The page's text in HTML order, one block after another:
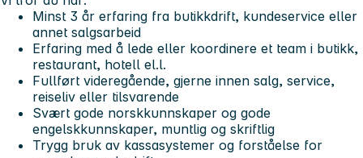
Minst 3 år erfaring fra butikkdrift, kundeservice eller
annet salgsarbeid
Erfaring med å lede eller koordinere et team i butikk,
restaurant, hotell el.l.
Fullført videregående, gjerne innen salg, service,
reiseliv eller tilsvarende
Svært gode norskkunnskaper og gode
engelskkunnskaper, muntlig og skriftlig
Trygg bruk av kassasystemer og forståelse for